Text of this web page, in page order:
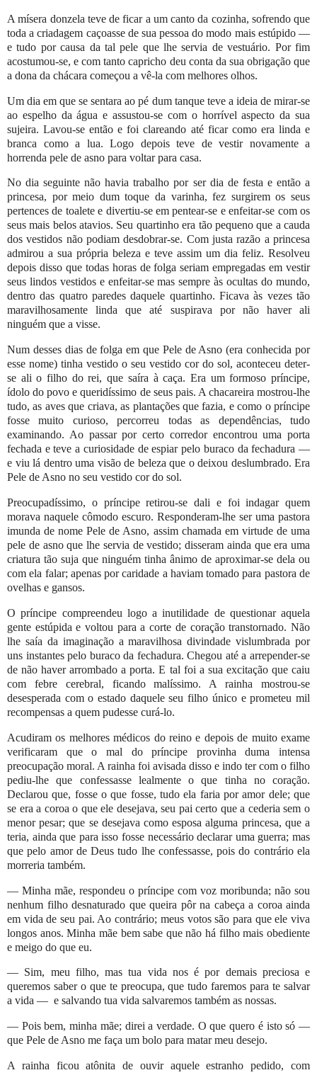
A mísera donzela teve de ficar a um canto da cozinha, sofrendo que
toda a criadagem caçoasse de sua pessoa do modo mais estúpido —
e tudo por causa da tal pele que lhe servia de vestuário. Por fim
acostumou-se, e com tanto capricho deu conta da sua obrigação que
a dona da chácara começou a vê-la com melhores olhos.
Um dia em que se sentara ao pé dum tanque teve a ideia de mirar-se
ao espelho da água e assustou-se com o horrível aspecto da sua
sujeira. Lavou-se então e foi clareando até ficar como era linda e
branca como a lua. Logo depois teve de vestir novamente a
horrenda pele de asno para voltar para casa.
No dia seguinte não havia trabalho por ser dia de festa e então a
princesa, por meio dum toque da varinha, fez surgirem os seus
pertences de toalete e divertiu-se em pentear-se e enfeitar-se com os
seus mais belos atavios. Seu quartinho era tão pequeno que a cauda
dos vestidos não podiam desdobrar-se. Com justa razão a princesa
admirou a sua própria beleza e teve assim um dia feliz. Resolveu
depois disso que todas horas de folga seriam empregadas em vestir
seus lindos vestidos e enfeitar-se mas sempre às ocultas do mundo,
dentro das quatro paredes daquele quartinho. Ficava às vezes tão
maravilhosamente linda que até suspirava por não haver ali
ninguém que a visse.
Num desses dias de folga em que Pele de Asno (era conhecida por
esse nome) tinha vestido o seu vestido cor do sol, aconteceu deter-
se ali o filho do rei, que saíra à caça. Era um formoso príncipe,
ídolo do povo e queridíssimo de seus pais. A chacareira mostrou-lhe
tudo, as aves que criava, as plantações que fazia, e como o príncipe
fosse muito curioso, percorreu todas as dependências, tudo
examinando. Ao passar por certo corredor encontrou uma porta
fechada e teve a curiosidade de espiar pelo buraco da fechadura —
e viu lá dentro uma visão de beleza que o deixou deslumbrado. Era
Pele de Asno no seu vestido cor do sol.
Preocupadíssimo, o príncipe retirou-se dali e foi indagar quem
morava naquele cômodo escuro. Responderam-lhe ser uma pastora
imunda de nome Pele de Asno, assim chamada em virtude de uma
pele de asno que lhe servia de vestido; disseram ainda que era uma
criatura tão suja que ninguém tinha ânimo de aproximar-se dela ou
com ela falar; apenas por caridade a haviam tomado para pastora de
ovelhas e gansos.
O príncipe compreendeu logo a inutilidade de questionar aquela
gente estúpida e voltou para a corte de coração transtornado. Não
lhe saía da imaginação a maravilhosa divindade vislumbrada por
uns instantes pelo buraco da fechadura. Chegou até a arrepender-se
de não haver arrombado a porta. E tal foi a sua excitação que caiu
com febre cerebral, ficando malíssimo. A rainha mostrou-se
desesperada com o estado daquele seu filho único e prometeu mil
recompensas a quem pudesse curá-lo.
Acudiram os melhores médicos do reino e depois de muito exame
verificaram que o mal do príncipe provinha duma intensa
preocupação moral. A rainha foi avisada disso e indo ter com o filho
pediu-lhe que confessasse lealmente o que tinha no coração.
Declarou que, fosse o que fosse, tudo ela faria por amor dele; que
se era a coroa o que ele desejava, seu pai certo que a cederia sem o
menor pesar; que se desejava como esposa alguma princesa, que a
teria, ainda que para isso fosse necessário declarar uma guerra; mas
que pelo amor de Deus tudo lhe confessasse, pois do contrário ela
morreria também.
— Minha mãe, respondeu o príncipe com voz moribunda; não sou
nenhum filho desnaturado que queira pôr na cabeça a coroa ainda
em vida de seu pai. Ao contrário; meus votos são para que ele viva
longos anos. Minha mãe bem sabe que não há filho mais obediente
e meigo do que eu.
— Sim, meu filho, mas tua vida nos é por demais preciosa e
queremos saber o que te preocupa, que tudo faremos para te salvar
a vida — e salvando tua vida salvaremos também as nossas.
— Pois bem, minha mãe; direi a verdade. O que quero é isto só —
que Pele de Asno me faça um bolo para matar meu desejo.
A rainha ficou atônita de ouvir aquele estranho pedido, com